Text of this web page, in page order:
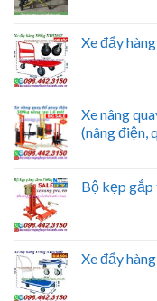
Xe đẩy
Xe nâng
(nâng điện,
Bộ kẹp gắp
Xe đẩy